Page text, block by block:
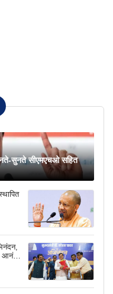
सुनते सीएमएचओ सहित